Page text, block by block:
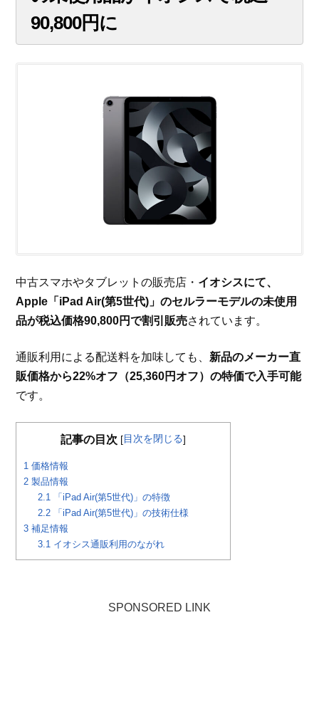
90,800円に
中古スマホやタブレットの販売店・ イオシスにて、
Apple「iPad Air(第5世代)」のセルラーモデルの未使用
品が税込価格90,800円で割引販売されています。
通販利用による配送料を加味しても、 新品のメーカー直
販価格から22%オフ（25,360円オフ）の特価で入手可能
です。
記事の目次 [目次を閉じる]
1 価格情報
2 製品情報
2.1 「iPad Air(第5世代)」の特徴
2.2 「iPad Air(第5世代)」の技術仕様
3 補足情報
3.1 イオシス通販利用のながれ
SPONSORED LINK